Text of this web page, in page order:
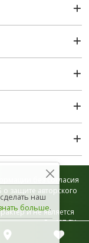
без согласия
защите авторского
и не является
Ст. 407 ГК
наш
больше.